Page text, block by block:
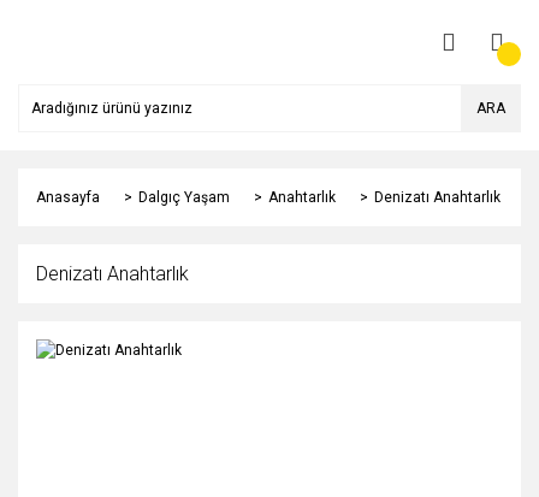
ARA
Anasayfa Dalgıç Yaşam Anahtarlık Denizatı Anahtarlık
Denizatı Anahtarlık